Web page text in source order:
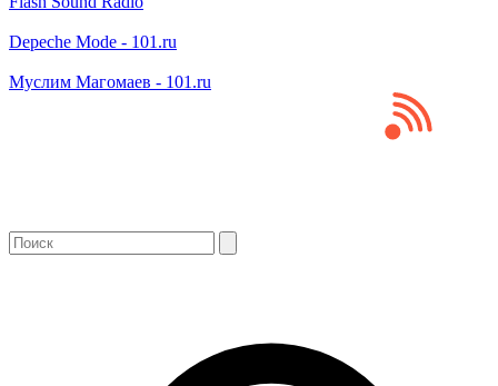
Depeche Mode - 101.ru
Муслим Магомаев - 101.ru